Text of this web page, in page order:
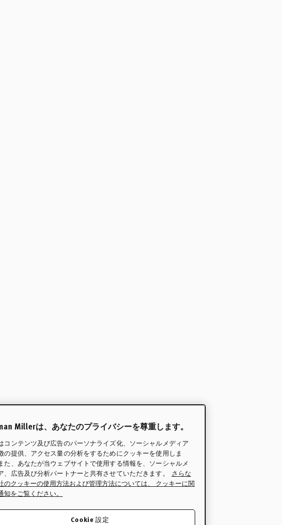
Millerは、あなたのプライバシーを尊重します。
コンテンツ及び広告のパーソナライズ化、ソーシャルメディア
の提供、アクセス量の分析をするためにクッキーを使用しま
た、あなたが当ウェブサイトで使用する情報を、ソーシャルメ
、広告及び分析パートナーと共有させていただきます。
さらな
のクッキーの使用方法および管理方法については、 クッキーに関
知をご覧ください。
Cookie 設定